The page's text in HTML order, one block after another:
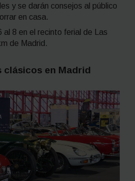
y se darán consejos al público
en casa.
al 8 en el recinto ferial de Las
de Madrid.
clásicos en Madrid